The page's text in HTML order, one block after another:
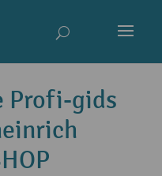
Profi-gids